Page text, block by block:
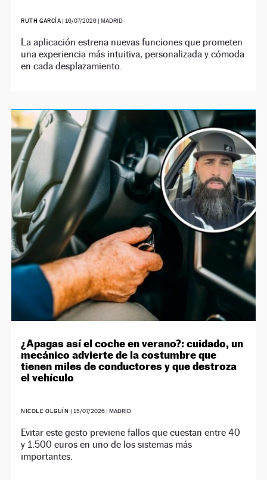
RUTH GARCÍA | 16/07/2026 | MADRID
La aplicación estrena nuevas funciones que prometen
una experiencia más intuitiva, personalizada y cómoda
en cada desplazamiento.
¿Apagas así el coche en verano?: cuidado, un
mecánico advierte de la costumbre que
tienen miles de conductores y que destroza
el vehículo
NICOLE OLGUÍN | 15/07/2026| MADRID
Evitar este gesto previene fallos que cuestan entre 40
y 1.500 euros en uno de los sistemas más
importantes.